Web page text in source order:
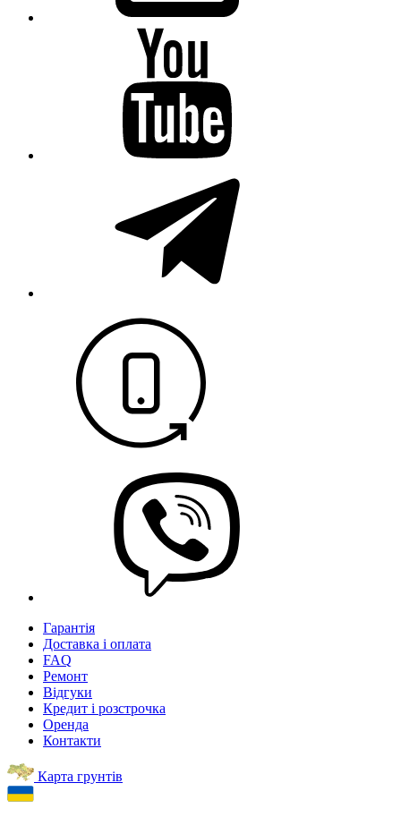
Гарантія
Доставка і оплата
FAQ
Ремонт
Відгуки
Кредит і розстрочка
Оренда
Контакти
Карта грунтів